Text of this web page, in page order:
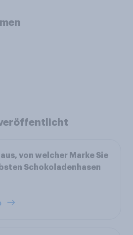
veröffentlicht
von welcher Marke Sie
Schokoladenhasen